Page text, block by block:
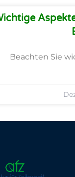
Beachten Sie